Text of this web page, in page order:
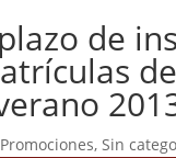
de
, Sin